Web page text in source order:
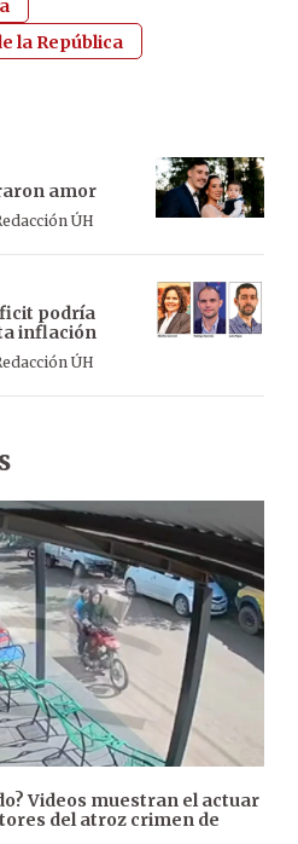
la República
amor
ÚH
podría
inflación
ÚH
Videos muestran el actuar
del atroz crimen de